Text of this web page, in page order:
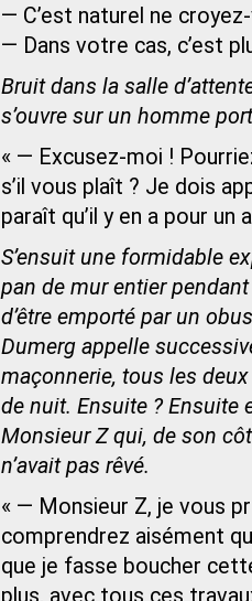
— C’est naturel ne
— Dans votre cas, c’est
Bruit dans la salle
s’ouvre sur un homme
« — Excusez-moi !
s’il vous plaît ? Je dois
paraît qu’il y en a pour un
S’ensuit une formidable
pan de mur entier pendant
d’être emporté par un
Dumerg appelle
maçonnerie, tous les
de nuit. Ensuite ? Ensuite
Monsieur Z qui, de son
n’avait pas rêvé.
« — Monsieur Z, je vous
comprendrez aisément
que je fasse boucher